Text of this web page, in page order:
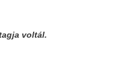
voltál.